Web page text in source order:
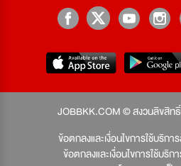
JOBBKK.COM © สงวนลิขสิท
ข้อตกลงและเงื่อนไขการใช้บริก
ข้อตกลงและเงื่อนไขการใช้บริ